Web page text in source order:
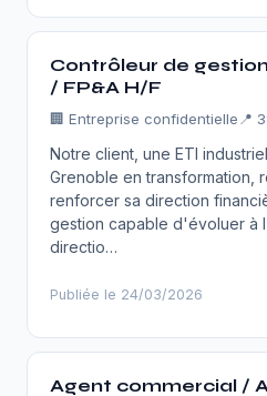
Contrôleur de
/ FP&A H/F
🏢 Entreprise confidentielle 📍
Notre client, une ETI
Grenoble en transformation,
renforcer sa direction
gestion capable d'évoluer à
directio…
Publiée le 24/03/2026
Agent commercial /